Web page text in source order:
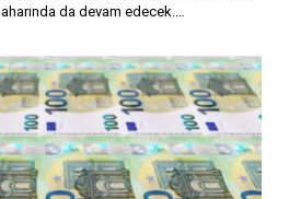
da devam edecek.…